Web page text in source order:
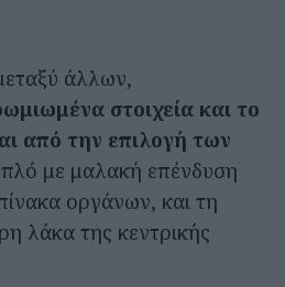
άλλων,
στοιχεία και το
από την επιλογή των
με μαλακή επένδυση
οργάνων, και τη
λάκα της κεντρικής